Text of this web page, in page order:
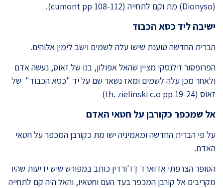
(Dionyso) מת וקם לתחייה (cumont pp 108-112).
ישיבה ליד כסא הכבוד
הברית החדשה טוענת שישו עלה לשמים וישב לימין אלוהים.
הפרופסור זילנסקי מציין שהאל אפולון, בנו של זאוס, נעשה אדם
ולאחר מכן עלה לשמים ומאז נשאר שם על יד "כסא הכבוד" של
זאוס (th. zielinski c.o pp 19-24)
אל שמכפר כקורבן על חטאי האדם
על פי הברית החדשה ומאמיניה ישו מת כקורבן המכפר על חטאי
האדם.
הסופר הצרפתי אדוארד דֶז'ורדין כותב במפורש שיש ידיעות שהיו
מקריבים אל קורבן המכפר בעד העם וחטאיו, והאל היה קם לתחייה